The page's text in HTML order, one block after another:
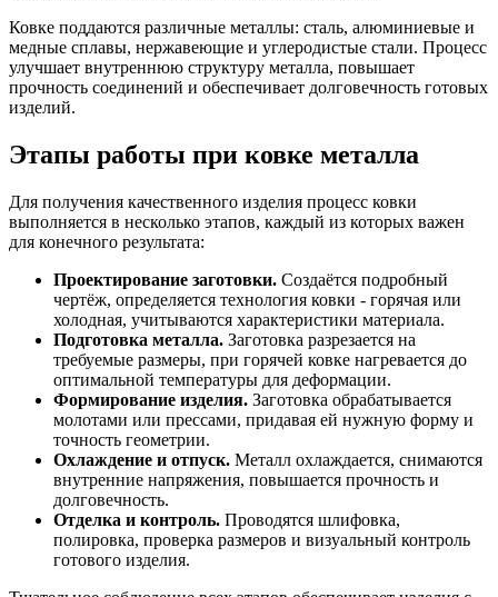
Ковке поддаются различные металлы: сталь, алюминиевые и
медные сплавы, нержавеющие и углеродистые стали. Процесс
улучшает внутреннюю структуру металла, повышает
прочность соединений и обеспечивает долговечность готовых
изделий.
Этапы работы при ковке металла
Для получения качественного изделия процесс ковки
выполняется в несколько этапов, каждый из которых важен
для конечного результата:
Проектирование заготовки. Создаётся подробный
чертёж, определяется технология ковки - горячая или
холодная, учитываются характеристики материала.
Подготовка металла. Заготовка разрезается на
требуемые размеры, при горячей ковке нагревается до
оптимальной температуры для деформации.
Формирование изделия. Заготовка обрабатывается
молотами или прессами, придавая ей нужную форму и
точность геометрии.
Охлаждение и отпуск. Металл охлаждается, снимаются
внутренние напряжения, повышается прочность и
долговечность.
Отделка и контроль. Проводятся шлифовка,
полировка, проверка размеров и визуальный контроль
готового изделия.